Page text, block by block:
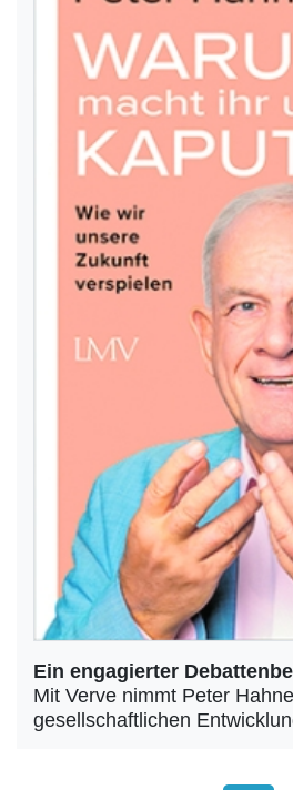
Ein engagierter
Mit Verve nimmt Peter
gesellschaftlichen